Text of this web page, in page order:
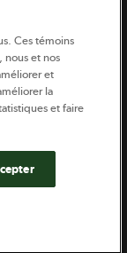
Coopératif.
agricole
Ces témoins
nous et nos
et
la
et faire